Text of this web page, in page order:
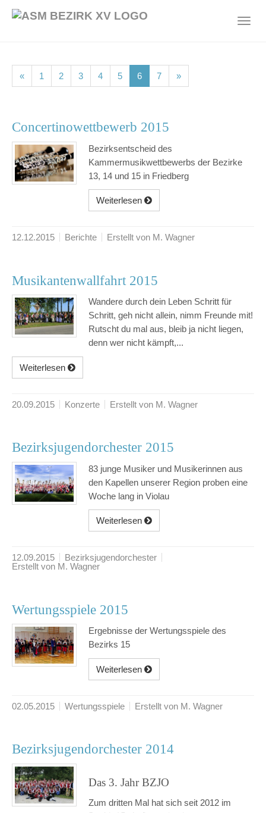
« 1 (current)
2(current)
3(current)
4(current)
5(current)
6(current)
7(current)
»
Concertinowettbewerb 2015
Bezirksentscheid des
Kammermusikwettbewerbs der Bezirke
13, 14 und 15 in Friedberg
Weiterlesen
12.12.2015 Berichte Erstellt von M. Wagner
Musikantenwallfahrt 2015
Wandere durch dein Leben Schritt für
Schritt, geh nicht allein, nimm Freunde mit!
Rutscht du mal aus, bleib ja nicht liegen,
denn wer nicht kämpft,...
Weiterlesen
20.09.2015 Konzerte Erstellt von M. Wagner
Bezirksjugendorchester 2015
83 junge Musiker und Musikerinnen aus
den Kapellen unserer Region proben eine
Woche lang in Violau
Weiterlesen
12.09.2015
Bezirksjugendorchester
Erstellt von M. Wagner
Wertungsspiele 2015
Ergebnisse der Wertungsspiele des
Bezirks 15
Weiterlesen
02.05.2015 Wertungsspiele Erstellt von M. Wagner
Bezirksjugendorchester 2014
Das 3. Jahr BZJO
Zum dritten Mal hat sich seit 2012 im